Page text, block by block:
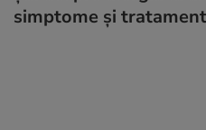
simptome și